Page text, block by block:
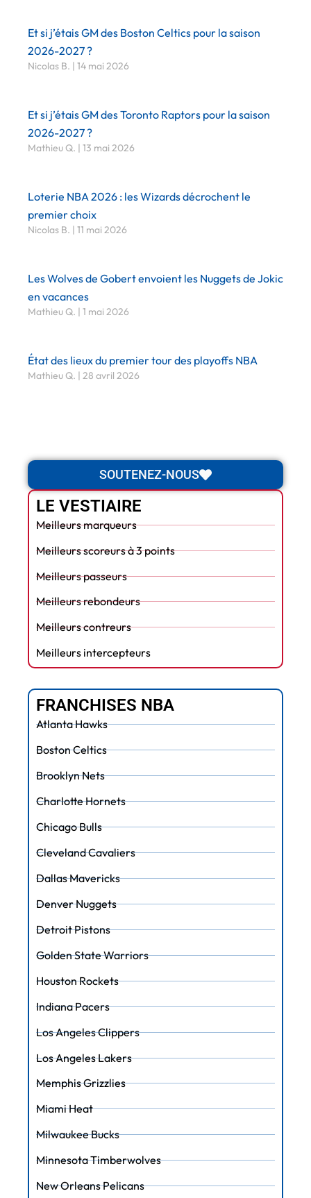
Et si j’étais GM des Boston Celtics pour la saison
2026-2027 ?
Nicolas B. 14 mai 2026
Et si j’étais GM des Toronto Raptors pour la saison
2026-2027 ?
Mathieu Q. 13 mai 2026
Loterie NBA 2026 : les Wizards décrochent le
premier choix
Nicolas B. 11 mai 2026
Les Wolves de Gobert envoient les Nuggets de Jokic
en vacances
Mathieu Q. 1 mai 2026
État des lieux du premier tour des playoffs NBA
Mathieu Q. 28 avril 2026
SOUTENEZ-NOUS
LE VESTIAIRE
Meilleurs marqueurs
Meilleurs scoreurs à 3 points
Meilleurs passeurs
Meilleurs rebondeurs
Meilleurs contreurs
Meilleurs intercepteurs
FRANCHISES NBA
Atlanta Hawks
Boston Celtics
Brooklyn Nets
Charlotte Hornets
Chicago Bulls
Cleveland Cavaliers
Dallas Mavericks
Denver Nuggets
Detroit Pistons
Golden State Warriors
Houston Rockets
Indiana Pacers
Los Angeles Clippers
Los Angeles Lakers
Memphis Grizzlies
Miami Heat
Milwaukee Bucks
Minnesota Timberwolves
New Orleans Pelicans